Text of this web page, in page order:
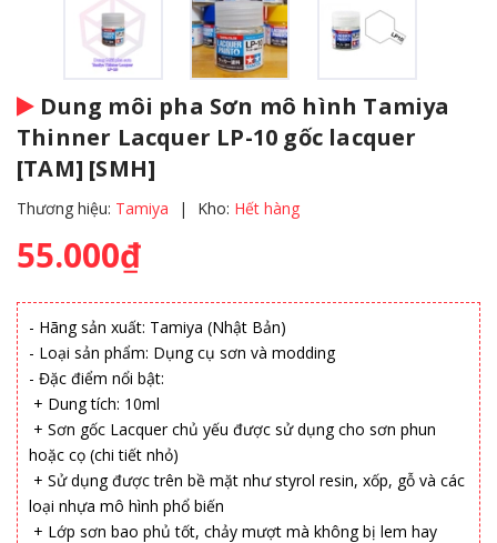
Dung môi pha Sơn mô hình Tamiya
Thinner Lacquer LP-10 gốc lacquer
[TAM] [SMH]
Thương hiệu: Tamiya | Kho: Hết hàng
55.000₫
- Hãng sản xuất: Tamiya (Nhật Bản)
- Loại sản phẩm: Dụng cụ sơn và modding
- Đặc điểm nổi bật:
+ Dung tích: 10ml
+ Sơn gốc Lacquer chủ yếu được sử dụng cho sơn phun
hoặc cọ (chi tiết nhỏ)
+ Sử dụng được trên bề mặt như styrol resin, xốp, gỗ và các
loại nhựa mô hình phổ biến
+ Lớp sơn bao phủ tốt, chảy mượt mà không bị lem hay